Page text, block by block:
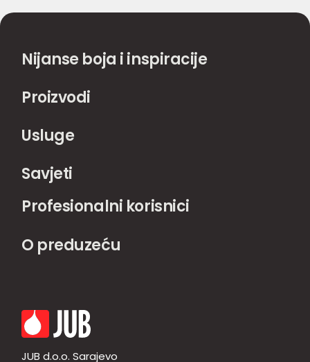
Nijanse boja i inspiracije
Proizvodi
Usluge
Savjeti
Profesionalni korisnici
O preduzeću
JUB d.o.o. Sarajevo